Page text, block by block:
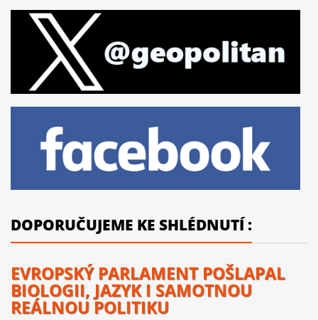
DOPORUČUJEME KE SHLÉDNUTÍ :
EVROPSKÝ PARLAMENT POŠLAPAL
BIOLOGII, JAZYK I SAMOTNOU
REÁLNOU POLITIKU